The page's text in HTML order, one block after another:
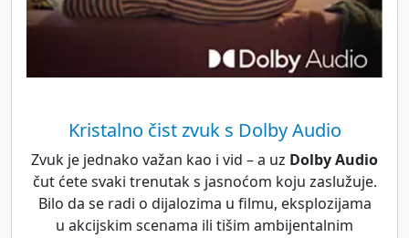
Kristalno čist zvuk s Dolby Audio
Zvuk je jednako važan kao i vid – a uz Dolby Audio
čut ćete svaki trenutak s jasnoćom koju zaslužuje.
Bilo da se radi o dijalozima u filmu, eksplozijama
u akcijskim scenama ili tišim ambijentalnim